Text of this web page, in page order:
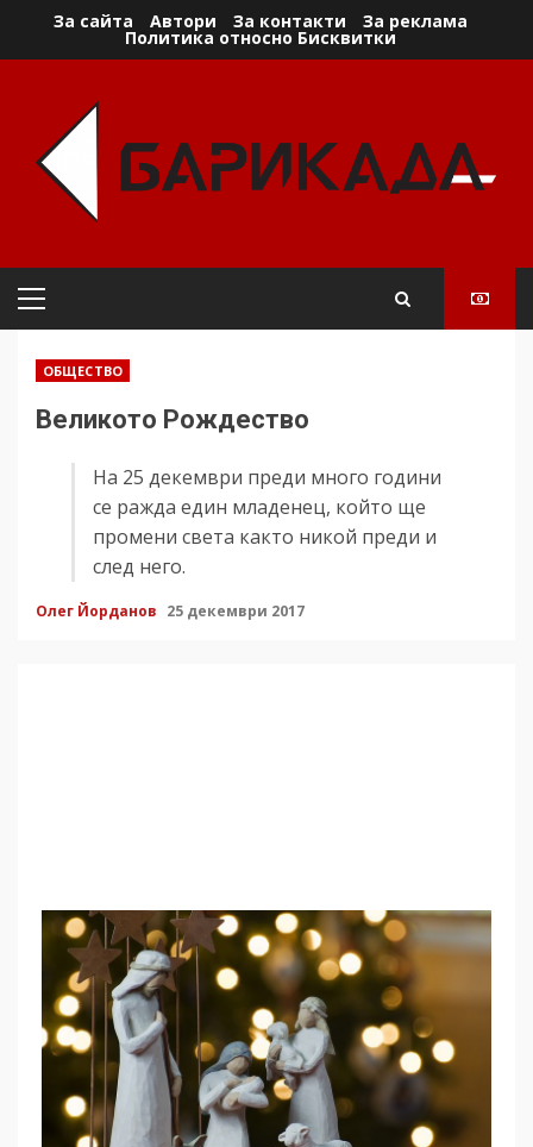
За сайта Автори За контакти За реклама
Политика относно Бисквитки
Primary
ОБЩЕСТВО
Великото Рождество
На 25 декември преди много години
се ражда един младенец, който ще
промени света както никой преди и
след него.
Олег Йорданов 25 декември 2017